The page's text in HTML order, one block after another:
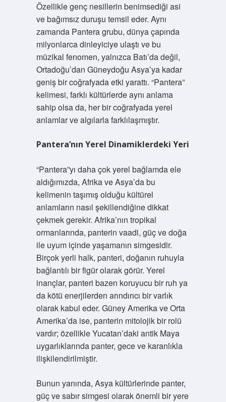
Özellikle genç nesillerin benimsediği asi
ve bağımsız duruşu temsil eder. Aynı
zamanda Pantera grubu, dünya çapında
milyonlarca dinleyiciye ulaştı ve bu
müzikal fenomen, yalnızca Batı’da değil,
Ortadoğu’dan Güneydoğu Asya’ya kadar
geniş bir coğrafyada etki yarattı. “Pantera”
kelimesi, farklı kültürlerde aynı anlama
sahip olsa da, her bir coğrafyada yerel
anlamlar ve algılarla farklılaşmıştır.
Pantera’nın Yerel Dinamiklerdeki Yeri
“Pantera”yı daha çok yerel bağlamda ele
aldığımızda, Afrika ve Asya’da bu
kelimenin taşımış olduğu kültürel
anlamların nasıl şekillendiğine dikkat
çekmek gerekir. Afrika’nın tropikal
ormanlarında, panterin vaadi, güç ve doğa
ile uyum içinde yaşamanın simgesidir.
Birçok yerli halk, panteri, doğanın ruhuyla
bağlantılı bir figür olarak görür. Yerel
inançlar, panteri bazen koruyucu bir ruh ya
da kötü enerjilerden arındırıcı bir varlık
olarak kabul eder. Güney Amerika ve Orta
Amerika’da ise, panterin mitolojik bir rolü
vardır; özellikle Yucatan’daki antik Maya
uygarlıklarında panter, gece ve karanlıkla
ilişkilendirilmiştir.
Bunun yanında, Asya kültürlerinde panter,
güç ve sabır simgesi olarak önemli bir yere